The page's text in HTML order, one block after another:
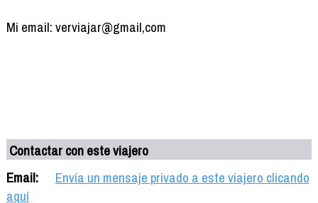
Mi email: verviajar@gmail,com
Contactar con este viajero
Email:
Envía un mensaje privado a este viajero clicando
aquí